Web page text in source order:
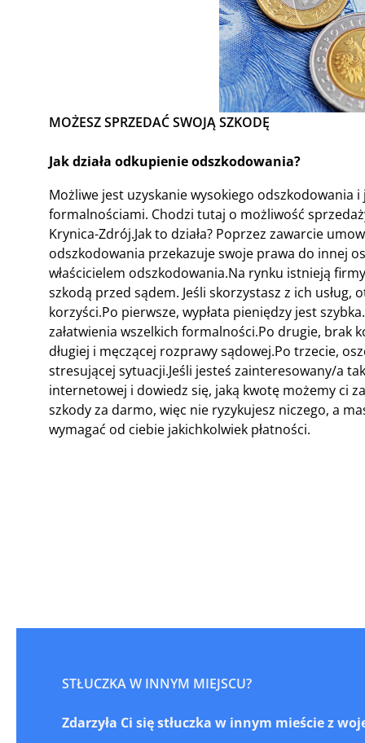
MOŻESZ SPRZEDAĆ SWOJĄ SZKODĘ
Jak działa odkupienie odszkodowania?
Możliwe jest uzyskanie wysokiego odszkodowania
formalnościami. Chodzi tutaj o możliwość
Krynica-Zdrój.Jak to działa? Poprzez zawarcie
odszkodowania przekazuje swoje prawa do innej
właścicielem odszkodowania.Na rynku istnieją
szkodą przed sądem. Jeśli skorzystasz z ich
korzyści.Po pierwsze, wypłata pieniędzy jest
załatwienia wszelkich formalności.Po drugie, brak
długiej i męczącej rozprawy sądowej.Po trzecie,
stresującej sytuacji.Jeśli jesteś zainteresowany/a
internetowej i dowiedz się, jaką kwotę możemy ci
szkody za darmo, więc nie ryzykujesz niczego, a
wymagać od ciebie jakichkolwiek płatności.
STŁUCZKA W INNYM MIEJSCU?
Zdarzyła Ci się stłuczka w innym mieście z